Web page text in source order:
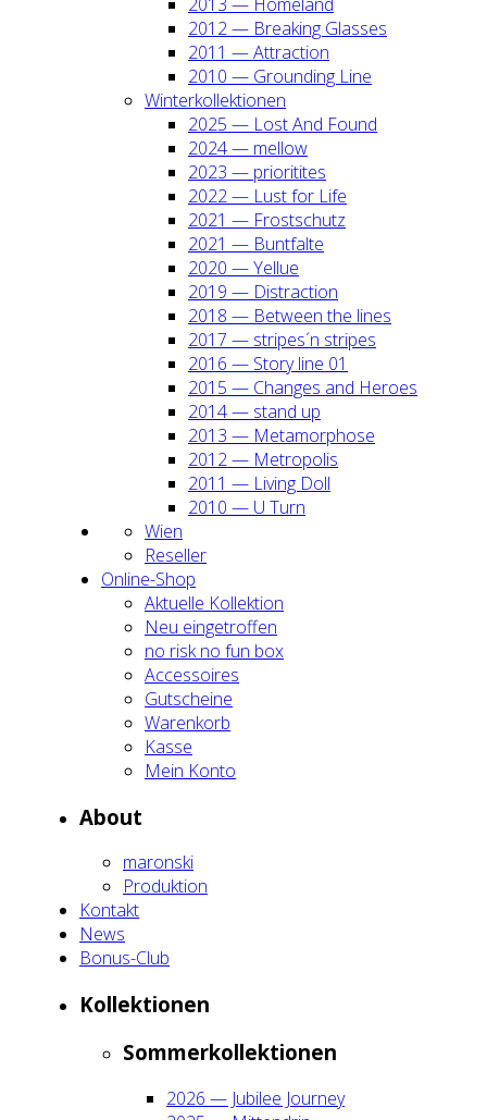
2012 — Brea­king Glas­ses
2011 — Attrac­tion
2010 — Groun­ding Line
Win­ter­kol­lek­tio­nen
2025 — Lost And Found
2024 — mel­low
2023 — prio­ri­ti­tes
2022 — Lust for Life
2021 — Frost­schutz
2021 — Bunt­fal­te
2020 — Yel­lue
2019 — Dis­trac­tion
2018 — Bet­ween the lines
2017 — stripes´n stripes
2016 — Sto­ry line 01
2015 — Chan­ges and Heroes
2014 — stand up
2013 — Meta­mor­pho­se
2012 — Metro­po­lis
2011 — Living Doll
2010 — U Turn
Wien
Resel­ler
Online-Shop
Aktu­el­le Kol­lek­ti­on
Neu ein­ge­trof­fen
no risk no fun box
Acces­soires
Gut­schei­ne
Waren­korb
Kas­se
Mein Kon­to
About
maron­ski
Pro­duk­ti­on
Kon­takt
News
Bonus-Club
Kol­lek­tio­nen
Som­mer­kol­lek­tio­nen
2026 — Jubi­lee Jour­ney